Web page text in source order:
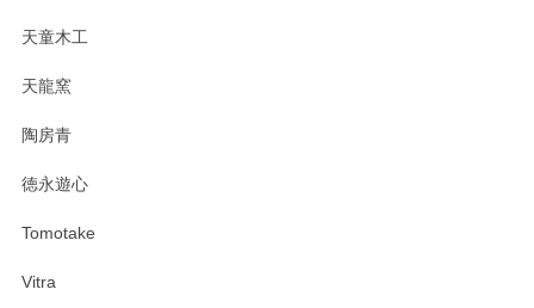
天童木工
天龍窯
陶房青
徳永遊心
Tomotake
Vitra